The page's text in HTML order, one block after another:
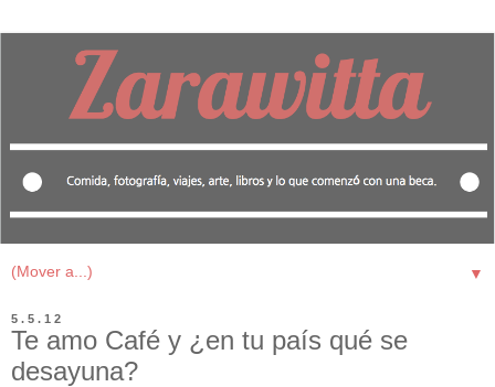
▼
5.5.12
Te amo Café y ¿en tu país qué se
desayuna?